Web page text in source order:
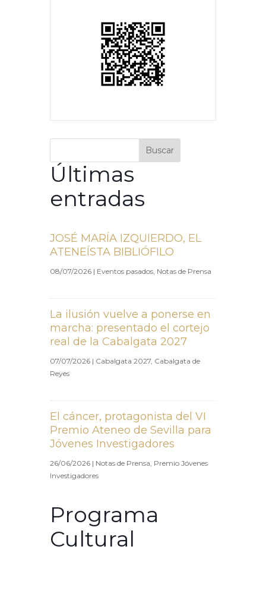
Buscar
Últimas
entradas
JOSÉ MARÍA IZQUIERDO, EL
ATENEÍSTA BIBLIÓFILO
08/07/2026 | Eventos pasados Notas de Prensa
La ilusión vuelve a ponerse en
marcha: presentado el cortejo
real de la Cabalgata 2027
07/07/2026 | Cabalgata 2027 Cabalgata de
Reyes
El cáncer, protagonista del VI
Premio Ateneo de Sevilla para
Jóvenes Investigadores
26/06/2026 | Notas de Prensa Premio Jóvenes
Investigadores
Programa
Cultural